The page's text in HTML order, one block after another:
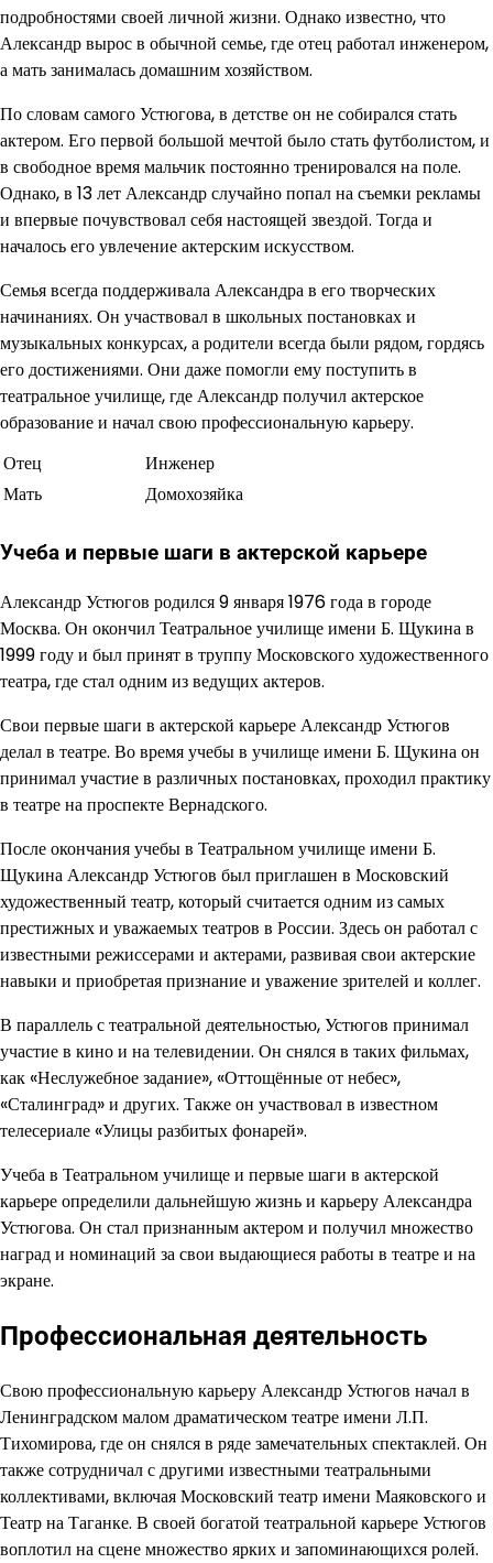
подробностями своей личной жизни. Однако известно, что
Александр вырос в обычной семье, где отец работал инженером,
а мать занималась домашним хозяйством.
По словам самого Устюгова, в детстве он не собирался стать
актером. Его первой большой мечтой было стать футболистом, и
в свободное время мальчик постоянно тренировался на поле.
Однако, в 13 лет Александр случайно попал на съемки рекламы
и впервые почувствовал себя настоящей звездой. Тогда и
началось его увлечение актерским искусством.
Семья всегда поддерживала Александра в его творческих
начинаниях. Он участвовал в школьных постановках и
музыкальных конкурсах, а родители всегда были рядом, гордясь
его достижениями. Они даже помогли ему поступить в
театральное училище, где Александр получил актерское
образование и начал свою профессиональную карьеру.
Отец
Инженер
Мать
Домохозяйка
Учеба и первые шаги в актерской карьере
Александр Устюгов родился 9 января 1976 года в городе
Москва. Он окончил Театральное училище имени Б. Щукина в
1999 году и был принят в труппу Московского художественного
театра, где стал одним из ведущих актеров.
Свои первые шаги в актерской карьере Александр Устюгов
делал в театре. Во время учебы в училище имени Б. Щукина он
принимал участие в различных постановках, проходил практику
в театре на проспекте Вернадского.
После окончания учебы в Театральном училище имени Б.
Щукина Александр Устюгов был приглашен в Московский
художественный театр, который считается одним из самых
престижных и уважаемых театров в России. Здесь он работал с
известными режиссерами и актерами, развивая свои актерские
навыки и приобретая признание и уважение зрителей и коллег.
В параллель с театральной деятельностью, Устюгов принимал
участие в кино и на телевидении. Он снялся в таких фильмах,
как «Неслужебное задание», «Оттощённые от небес»,
«Сталинград» и других. Также он участвовал в известном
телесериале «Улицы разбитых фонарей».
Учеба в Театральном училище и первые шаги в актерской
карьере определили дальнейшую жизнь и карьеру Александра
Устюгова. Он стал признанным актером и получил множество
наград и номинаций за свои выдающиеся работы в театре и на
экране.
Профессиональная деятельность
Свою профессиональную карьеру Александр Устюгов начал в
Ленинградском малом драматическом театре имени Л.П.
Тихомирова, где он снялся в ряде замечательных спектаклей. Он
также сотрудничал с другими известными театральными
коллективами, включая Московский театр имени Маяковского и
Театр на Таганке. В своей богатой театральной карьере Устюгов
воплотил на сцене множество ярких и запоминающихся ролей.